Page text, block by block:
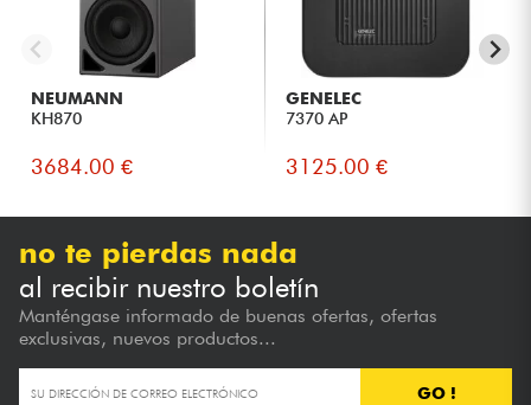
NEUMANN
KH870
3684.00 €
GENELEC
7370 AP
3125.00 €
no te pierdas nada
al recibir nuestro boletín
Manténgase informado de buenas ofertas, ofertas
exclusivas, nuevos productos...
GO !